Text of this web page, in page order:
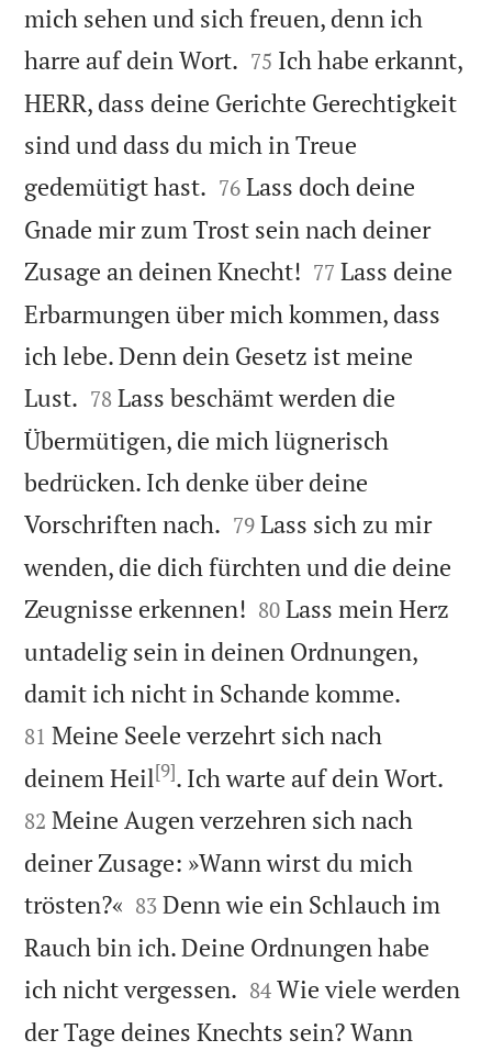
mich sehen und sich freuen, denn ich
harre auf dein Wort. 

75 Ich habe erkannt,
HERR, dass deine Gerichte Gerechtigkeit
sind und dass du mich in Treue
gedemütigt hast. 

76 Lass doch deine
Gnade mir zum Trost sein nach deiner
Zusage an deinen Knecht! 

77 Lass deine
Erbarmungen über mich kommen, dass
ich lebe. Denn dein Gesetz ist meine
Lust. 

78 Lass beschämt werden die
Übermütigen, die mich lügnerisch
bedrücken. Ich denke über deine
Vorschriften nach. 

79 Lass sich zu mir
wenden, die dich fürchten und die deine
Zeugnisse erkennen! 

80 Lass mein Herz
untadelig sein in deinen Ordnungen,
damit ich nicht in Schande komme.
81 Meine Seele verzehrt sich nach
deinem Heil[9]. Ich warte auf dein Wort.
82 Meine Augen verzehren sich nach
deiner Zusage: »Wann wirst du mich
trösten?« 

83 Denn wie ein Schlauch im
Rauch bin ich. Deine Ordnungen habe
ich nicht vergessen. 

84 Wie viele werden
der Tage deines Knechts sein? Wann